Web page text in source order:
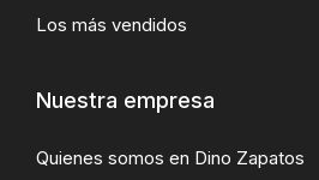
Los más vendidos
Nuestra empresa
Quienes somos en Dino Zapatos